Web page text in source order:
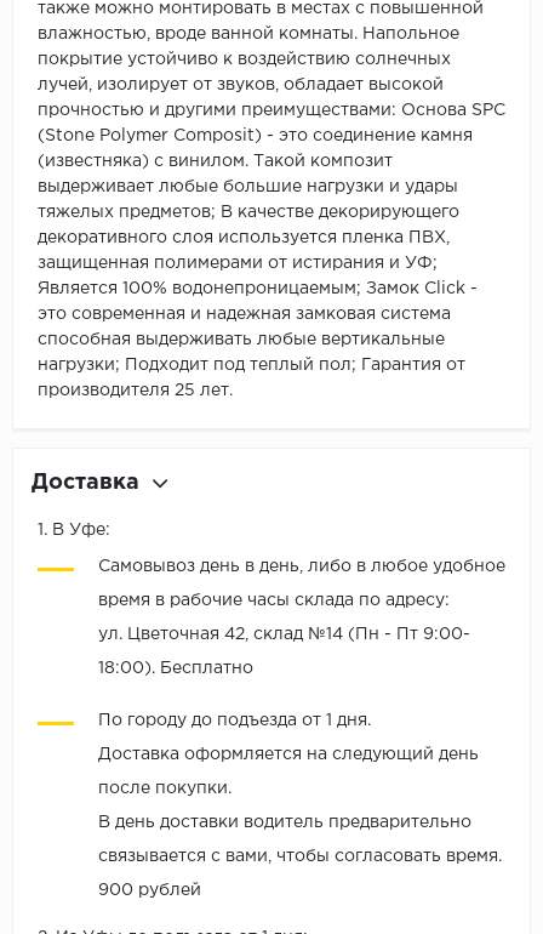
также можно монтировать в местах с повышенной
влажностью, вроде ванной комнаты. Напольное
покрытие устойчиво к воздействию солнечных
лучей, изолирует от звуков, обладает высокой
прочностью и другими преимуществами: Основа SPC
(Stone Polymer Composit) - это соединение камня
(известняка) с винилом. Такой композит
выдерживает любые большие нагрузки и удары
тяжелых предметов; В качестве декорирующего
декоративного слоя используется пленка ПВХ,
защищенная полимерами от истирания и УФ;
Является 100% водонепроницаемым; Замок Click -
это современная и надежная замковая система
способная выдерживать любые вертикальные
нагрузки; Подходит под теплый пол; Гарантия от
производителя 25 лет.
Доставка
1. В Уфе:
Самовывоз день в день, либо в любое удобное
время в рабочие часы склада по адресу:
ул. Цветочная 42, склад №14 (Пн - Пт 9:00-
18:00). Бесплатно
По городу до подъезда от 1 дня.
Доставка оформляется на следующий день
после покупки.
В день доставки водитель предварительно
связывается с вами, чтобы согласовать время.
900 рублей